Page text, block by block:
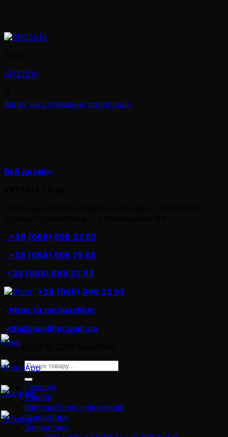
SFO3510
Запит на отримання пропозиції
Веб дизайн
+38 (068) 698 32 93
+38 (098) 608 78 85
+38 (068) 698 32 93
+38 (068) 698 32 93
https://t.me/masfilter
info@masfilter.com.ua
Copyright © 2026 Mas Filter
Ara:
Головна
Товари
Корпоративна інформація
Генератори
Запчастини